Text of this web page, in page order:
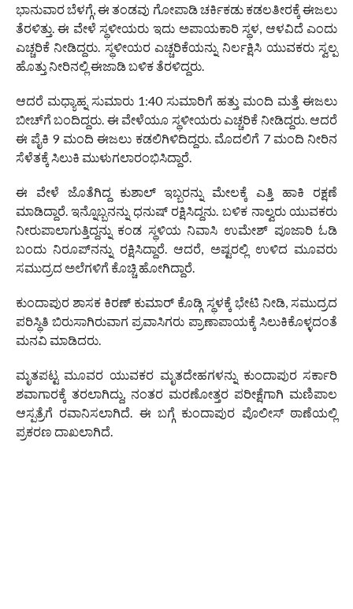
ಭಾನುವಾರ ಬೆಳಗ್ಗೆ, ಈ ತಂಡವು ಗೋಪಾಡಿ ಚರ್ಕಿಕಡು ಕಡಲತೀರಕ್ಕೆ ಈಜಲು
ತೆರಳಿತ್ತು. ಈ ವೇಳೆ ಸ್ಥಳೀಯರು ಇದು ಅಪಾಯಕಾರಿ ಸ್ಥಳ, ಆಳವಿದೆ ಎಂದು
ಎಚ್ಚರಿಕೆ ನೀಡಿದ್ದರು. ಸ್ಥಳೀಯರ ಎಚ್ಚರಿಕೆಯನ್ನು ನಿರ್ಲಕ್ಷಿಸಿ ಯುವಕರು ಸ್ವಲ್ಪ
ಹೊತ್ತು ನೀರಿನಲ್ಲಿ ಈಜಾಡಿ ಬಳಿಕ ತೆರಳಿದ್ದರು.
ಆದರೆ ಮಧ್ಯಾಹ್ನ ಸುಮಾರು 1:40 ಸುಮಾರಿಗೆ ಹತ್ತು ಮಂದಿ ಮತ್ತೆ ಈಜಲು
ಬೀಚ್‌ಗೆ ಬಂದಿದ್ದರು. ಈ ವೇಳೆಯೂ ಸ್ಥಳೀಯರು ಎಚ್ಚರಿಕೆ ನೀಡಿದ್ದರು. ಆದರೆ
ಈ ಪೈಕಿ 9 ಮಂದಿ ಈಜಲು ಕಡಲಿಗಿಳಿದಿದ್ದರು. ಮೊದಲಿಗೆ 7 ಮಂದಿ ನೀರಿನ
ಸೆಳೆತಕ್ಕೆ ಸಿಲುಕಿ ಮುಳುಗಲಾರಂಭಿಸಿದ್ದಾರೆ.
ಈ ವೇಳೆ ಜೊತೆಗಿದ್ದ ಕುಶಾಲ್ ಇಬ್ಬರನ್ನು ಮೇಲಕ್ಕೆ ಎತ್ತಿ ಹಾಕಿ ರಕ್ಷಣೆ
ಮಾಡಿದ್ದಾರೆ. ಇನ್ನೊಬ್ಬನನ್ನು ಧನುಷ್ ರಕ್ಷಿಸಿದ್ದನು. ಬಳಿಕ ನಾಲ್ವರು ಯುವಕರು
ನೀರುಪಾಲಾಗುತ್ತಿದ್ದನ್ನು ಕಂಡ ಸ್ಥಳಿಯ ನಿವಾಸಿ ಉಮೇಶ್ ಪೂಜಾರಿ ಓಡಿ
ಬಂದು ನಿರೂಪ್‌ನನ್ನು ರಕ್ಷಿಸಿದ್ದಾರೆ. ಆದರೆ, ಅಷ್ಟರಲ್ಲಿ ಉಳಿದ ಮೂವರು
ಸಮುದ್ರದ ಅಲೆಗಳಿಗೆ ಕೊಚ್ಚಿ ಹೋಗಿದ್ದಾರೆ.
ಕುಂದಾಪುರ ಶಾಸಕ ಕಿರಣ್ ಕುಮಾರ್ ಕೊಡ್ಗಿ ಸ್ಥಳಕ್ಕೆ ಭೇಟಿ ನೀಡಿ, ಸಮುದ್ರದ
ಪರಿಸ್ಥಿತಿ ಬಿರುಸಾಗಿರುವಾಗ ಪ್ರವಾಸಿಗರು ಪ್ರಾಣಾಪಾಯಕ್ಕೆ ಸಿಲುಕಿಕೊಳ್ಳದಂತೆ
ಮನವಿ ಮಾಡಿದರು.
ಮೃತಪಟ್ಟ ಮೂವರ ಯುವಕರ ಮೃತದೇಹಗಳನ್ನು ಕುಂದಾಪುರ ಸರ್ಕಾರಿ
ಶವಾಗಾರಕ್ಕೆ ತರಲಾಗಿದ್ದು, ನಂತರ ಮರಣೋತ್ತರ ಪರೀಕ್ಷೆಗಾಗಿ ಮಣಿಪಾಲ
ಆಸ್ಪತ್ರೆಗೆ ರವಾನಿಸಲಾಗಿದೆ. ಈ ಬಗ್ಗೆ ಕುಂದಾಪುರ ಪೊಲೀಸ್ ಠಾಣೆಯಲ್ಲಿ
ಪ್ರಕರಣ ದಾಖಲಾಗಿದೆ.